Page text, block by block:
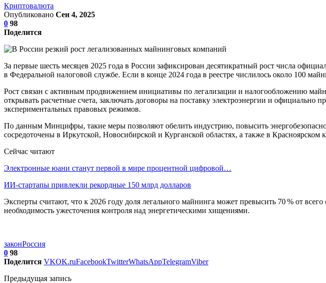
Криптовалюта
Опубликовано Сен 4, 2025
0 98
Поделится
За первые шесть месяцев 2025 года в России зафиксирован десятикратный рост числа
в Федеральной налоговой службе. Если в конце 2024 года в реестре числилось около 100
Рост связан с активным продвижением инициативы по легализации и налогообложению
открывать расчетные счета, заключать договоры на поставку электроэнергии и
экспериментальных правовых режимов.
По данным Минцифры, такие меры позволяют обелить индустрию, повысить
сосредоточены в Иркутской, Новосибирской и Курганской областях, а также в Красноярском
Сейчас читают
Электронные юани станут первой в мире процентной цифровой…
ИИ-стартапы привлекли рекордные 150 млрд долларов
Эксперты считают, что к 2026 году доля легального майнинга может превысить 70 % от
необходимость ужесточения контроля над энергетическими хищениями.
законРоссия
0 98
Поделится VKOK.ruFacebookTwitterWhatsAppTelegramViber
Предыдущая запись